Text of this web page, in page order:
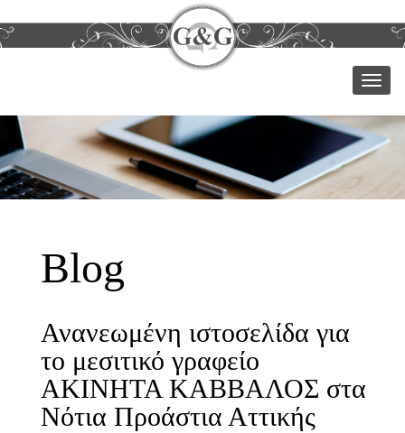
Blog
Ανανεωμένη ιστοσελίδα για
το μεσιτικό γραφείο
ΑΚΙΝΗΤΑ ΚΑΒΒΑΛΟΣ στα
Νότια Προάστια Αττικής